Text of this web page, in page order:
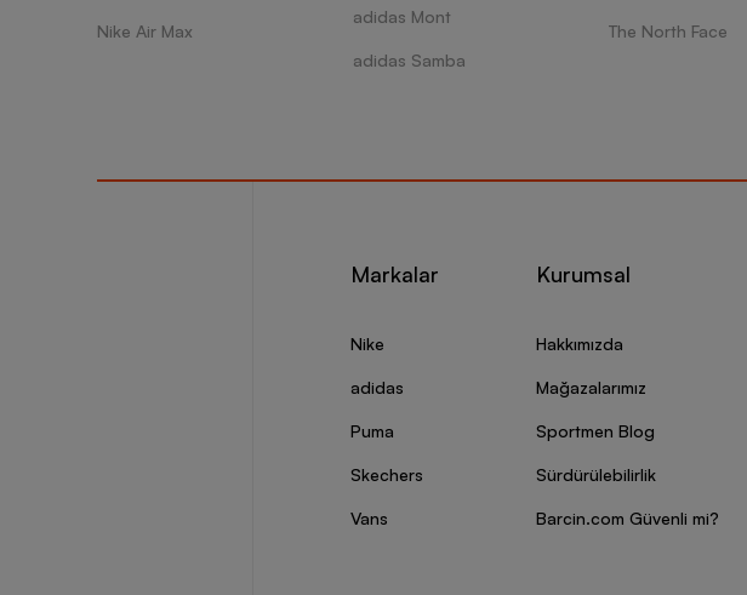
Nike Air Max
adidas Mont
adidas Samba
The North Face
Markalar
Nike
adidas
Puma
Skechers
Vans
Kurumsal
Hakkımızda
Mağazalarımız
Sportmen Blog
Sürdürülebilirlik
Barcin.com Güvenli mi?